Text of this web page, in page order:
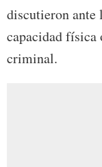
discutieron ante
capacidad física
criminal.